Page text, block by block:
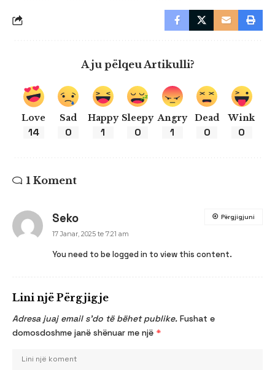
A ju pëlqeu Artikulli?
Love
14
Sad
0
Happy
1
Sleepy
0
Angry
1
Dead
0
Wink
0
1 Koment
Seko
17 Janar, 2025 te 7:21 am
You need to be logged in to view this content.
Përgjigjuni
Lini një Përgjigje
Adresa juaj email s’do të bëhet publike. Fushat e
domosdoshme janë shënuar me një *